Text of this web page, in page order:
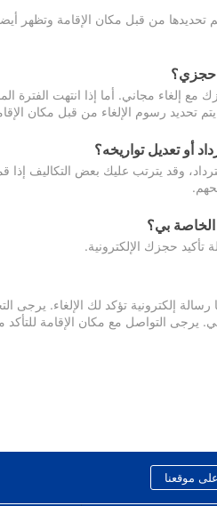
تحديدها من قبل مكان الإقامة وتظهر
حجزي؟
إلغاء مجاني. أما إذا انتهت الفترة
يتم تحديد رسوم الإلغاء من قبل مكان
أو تعديل تواريخه؟
وقد يترتب عليك بعض التكاليف
الخاصة بي؟
حجزك الإلكترونية.
رسالة إلكترونية تؤكد لك الإلغاء.
موقعنا